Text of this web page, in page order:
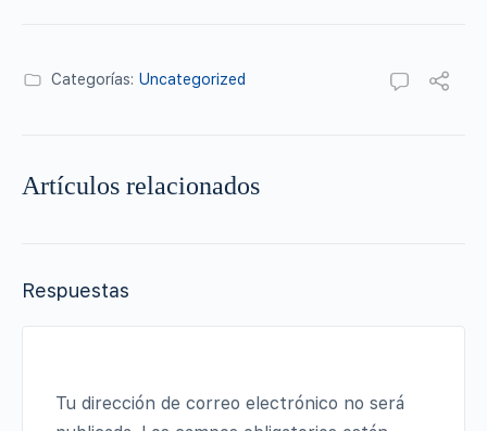
Categorías: Uncategorized
Artículos relacionados
Respuestas
Tu dirección de correo electrónico no será